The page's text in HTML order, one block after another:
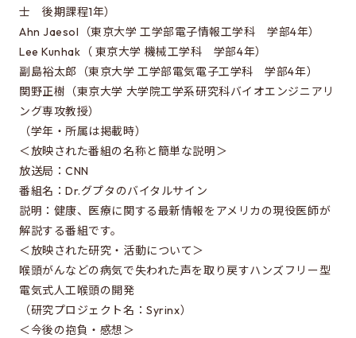
Guide for entrance examinations / Required
files (Guide for entrance examination,
Summary of your desired master/doctor thesis
project and Grade summary sheet)
Information about exam subjects
Entrance Examination FAQ
For those aiming for EEIS
Testimonials of Students
Career paths and Ph.D.
Financial support for graduate students
Learn more about EEIS
士 後期課程1年）
Ahn Jaesol（東京大学 工学部電子情報工学科 学部4年）
Lee Kunhak（ 東京大学 機械工学科 学部4年）
副島裕太郎（東京大学 工学部電気電子工学科 学部4年）
関野正樹（東京大学 大学院工学系研究科バイオエンジニアリ
ング専攻教授）
（学年・所属は掲載時）
＜放映された番組の名称と簡単な説明＞
放送局：CNN
番組名：Dr.グプタのバイタルサイン
説明：健康、医療に関する最新情報をアメリカの現役医師が
解説する番組です。
＜放映された研究・活動について＞
喉頭がんなどの病気で失われた声を取り戻すハンズフリー型
電気式人工喉頭の開発
（研究プロジェクト名：Syrinx）
＜今後の抱負・感想＞